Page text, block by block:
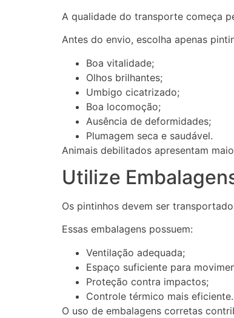
A qualidade do transporte começa
Antes do envio, escolha apenas
Boa vitalidade;
Olhos brilhantes;
Umbigo cicatrizado;
Boa locomoção;
Ausência de deformidades;
Plumagem seca e saudável.
Animais debilitados apresentam
Utilize
Os pintinhos devem ser
Essas embalagens possuem:
Ventilação adequada;
Espaço suficiente para
Proteção contra impactos;
Controle térmico mais eficiente.
O uso de embalagens corretas